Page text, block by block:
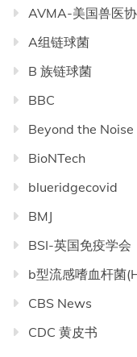
AVMA-美国兽医
A组链球菌
B 族链球菌
BBC
Beyond the Noise
BioNTech
blueridgecovid
BMJ
BSI-英国免疫学会
b型流感嗜血杆菌
CBS News
CDC 黄皮书